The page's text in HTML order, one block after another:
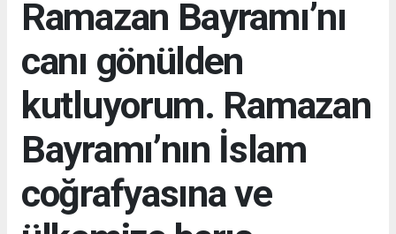
Ramazan Bayramı’nı
canı gönülden
kutluyorum. Ramazan
Bayramı’nın İslam
coğrafyasına ve